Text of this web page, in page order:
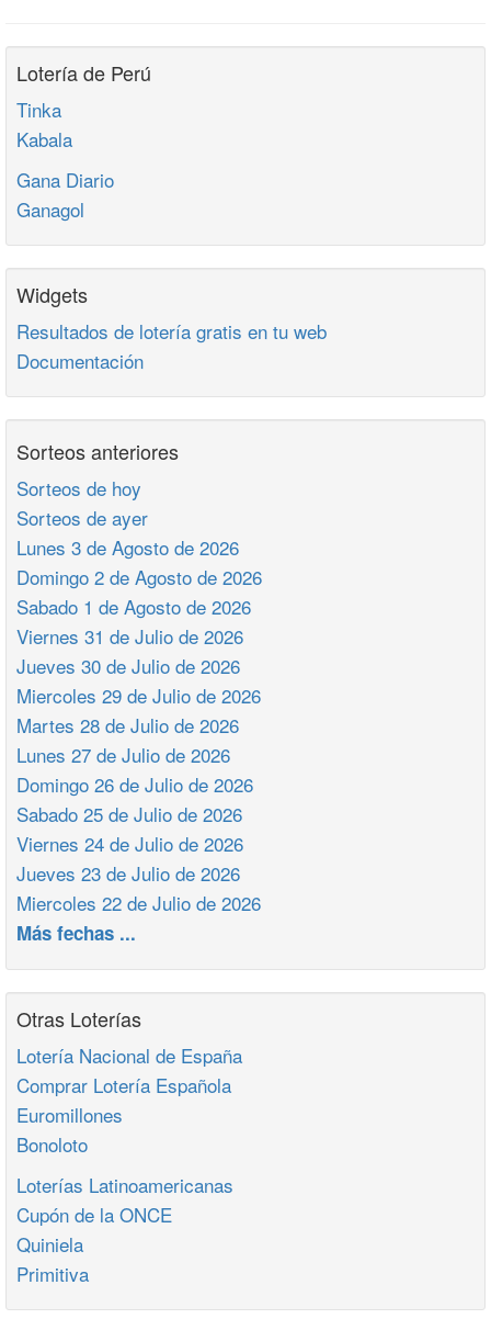
Lotería de Perú
Tinka
Kabala
Gana Diario
Ganagol
Widgets
Resultados de lotería gratis en tu web
Documentación
Sorteos anteriores
Sorteos de hoy
Sorteos de ayer
Lunes 3 de Agosto de 2026
Domingo 2 de Agosto de 2026
Sabado 1 de Agosto de 2026
Viernes 31 de Julio de 2026
Jueves 30 de Julio de 2026
Miercoles 29 de Julio de 2026
Martes 28 de Julio de 2026
Lunes 27 de Julio de 2026
Domingo 26 de Julio de 2026
Sabado 25 de Julio de 2026
Viernes 24 de Julio de 2026
Jueves 23 de Julio de 2026
Miercoles 22 de Julio de 2026
Más fechas ...
Otras Loterías
Lotería Nacional de España
Comprar Lotería Española
Euromillones
Bonoloto
Loterías Latinoamericanas
Cupón de la ONCE
Quiniela
Primitiva